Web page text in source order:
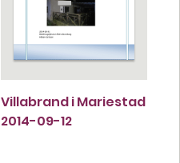
Villabrand i Mariestad
2014-09-12